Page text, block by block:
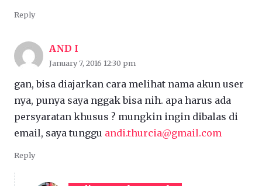
Reply
AND I
January 7, 2016 12:30 pm
gan, bisa diajarkan cara melihat nama akun user
nya, punya saya nggak bisa nih. apa harus ada
persyaratan khusus ? mungkin ingin dibalas di
email, saya tunggu andi.thurcia@gmail.com
Reply